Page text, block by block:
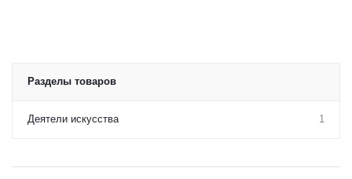
Разделы товаров
Деятели искусства 1